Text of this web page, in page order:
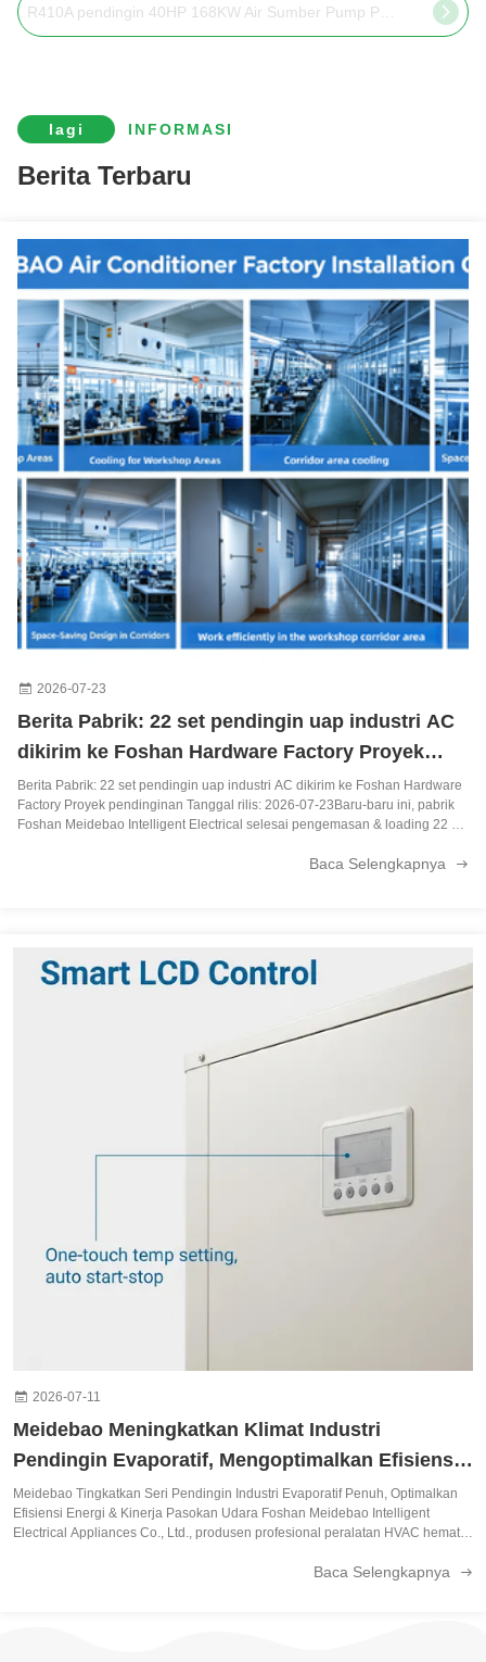
lagi INFORMASI
Berita Terbaru
2026-07-23
Berita Pabrik: 22 set pendingin uap industri AC
dikirim ke Foshan Hardware Factory Proyek
pendinginan
Berita Pabrik: 22 set pendingin uap industri AC dikirim ke Foshan Hardware
Factory Proyek pendinginan Tanggal rilis: 2026-07-23Baru-baru ini, pabrik
Foshan Meidebao Intelligent Electrical selesai pengemasan & loading 22 set
Baca Selengkapnya
2026-07-11
Meidebao Meningkatkan Klimat Industri
Pendingin Evaporatif, Mengoptimalkan Efisiensi
Energi & Pasokan Udara
Meidebao Tingkatkan Seri Pendingin Industri Evaporatif Penuh, Optimalkan
Efisiensi Energi & Kinerja Pasokan Udara Foshan Meidebao Intelligent
Electrical Appliances Co., Ltd., produsen profesional peralatan HVAC hemat
Baca Selengkapnya